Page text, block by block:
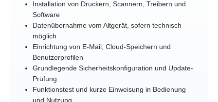
Installation von Druckern, Scannern, Treibern und
Software
Datenübernahme vom Altgerät, sofern technisch
möglich
Einrichtung von E-Mail, Cloud-Speichern und
Benutzerprofilen
Grundlegende Sicherheitskonfiguration und Update-
Prüfung
Funktionstest und kurze Einweisung in Bedienung
und Nutzung